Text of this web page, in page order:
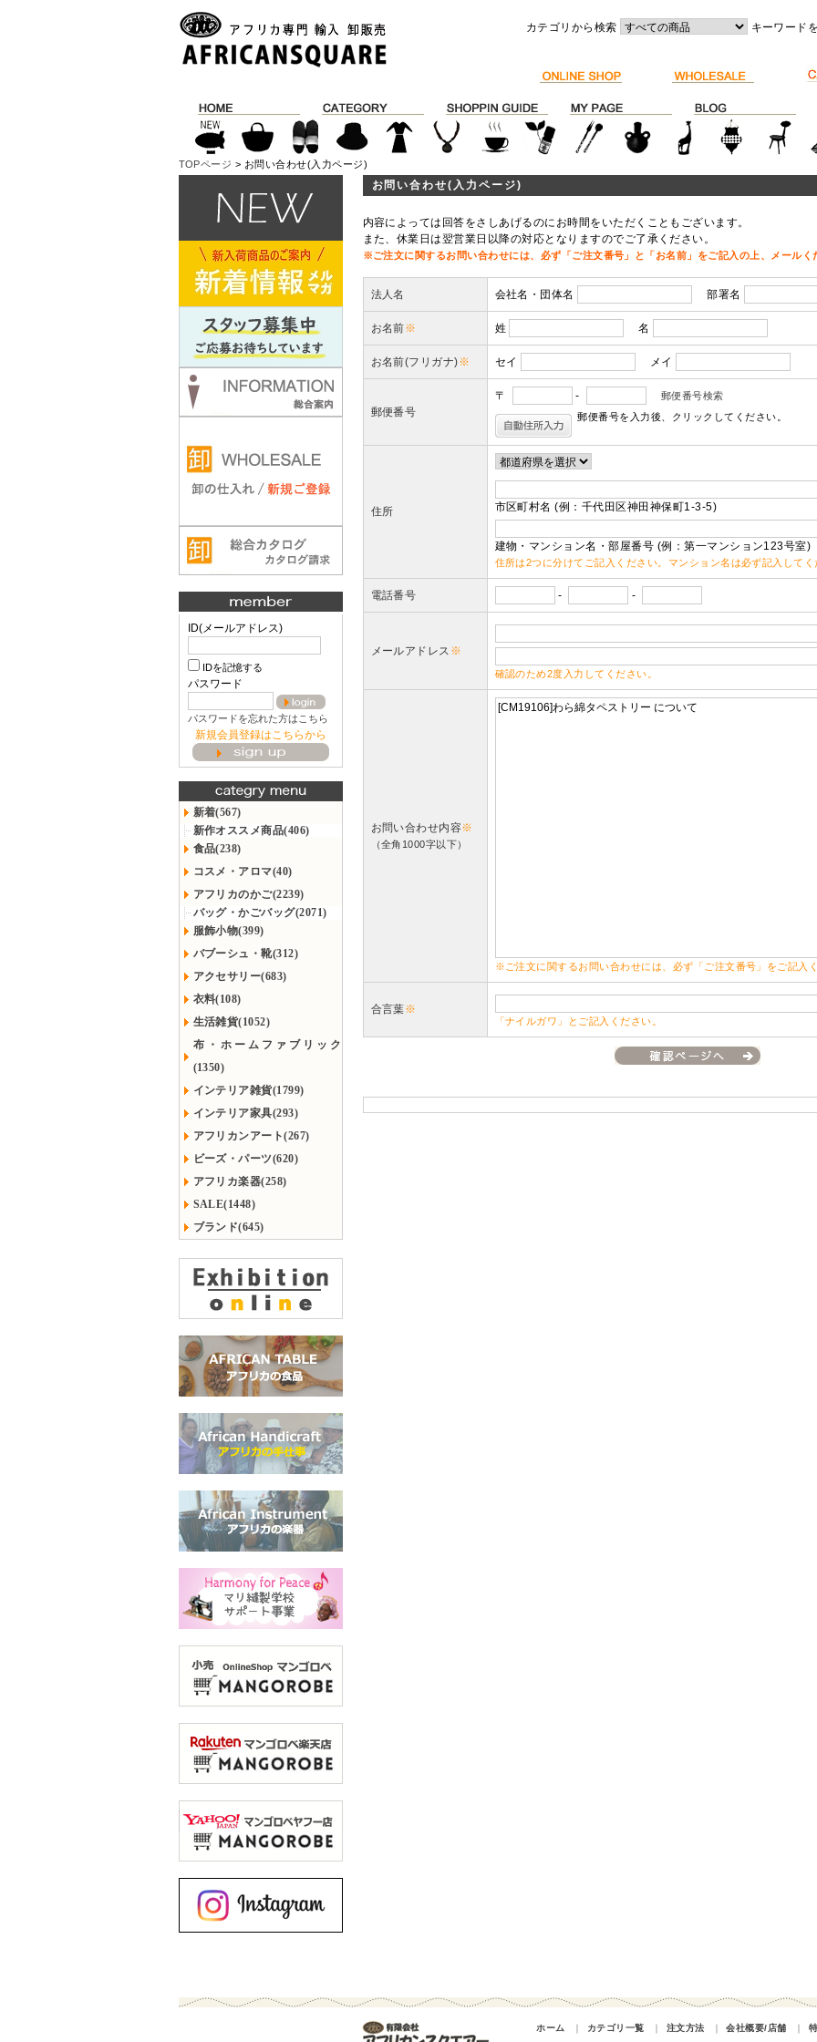
カテゴリから検索 キーワード
TOPページ > お問い合わせ(入力ページ)
ID(メールアドレス)
IDを記憶する
パスワード
パスワードを忘れた方はこちら
新規会員登録はこちらから
新着(567)
新作オススメ商品(406)
食品(238)
コスメ・アロマ(40)
アフリカのかご(2239)
バッグ・かごバッグ(2071)
服飾小物(399)
バブーシュ・靴(312)
アクセサリー(683)
衣料(108)
生活雑貨(1052)
布・ホームファブリック
(1350)
インテリア雑貨(1799)
インテリア家具(293)
アフリカンアート(267)
ビーズ・パーツ(620)
アフリカ楽器(258)
SALE(1448)
ブランド(645)
お問い合わせ(入力ページ)
内容によっては回答をさしあげるのにお時間をいただくこともございます。
また、休業日は翌営業日以降の対応となりますのでご了承ください。
※ご注文に関するお問い合わせには、必ず「ご注文番号」と「お名前」をご記入の上、メール
法人名 会社名・団体名 部署名
お名前※ 姓 名
お名前(フリガナ)※ セイ メイ
郵便番号
〒 -
郵便番号検索
郵便番号を入力後、クリックしてください。
住所 市区町村名 (例：千代田区神田神保町1-3-5)
建物・マンション名・部屋番号 (例：第一マンション123号室)
住所は2つに分けてご記入ください。マンション名は必ず記入してく
電話番号 - -
メールアドレス ※
確認のため2度入力してください。
お問い合わせ内容※
（全角1000字以下）
※ご注文に関するお問い合わせには、必ず「ご注文番号」をご記入
合言葉※
「ナイルガワ」とご記入ください。
ホーム ｜ カテゴリ一覧 ｜ 注文方法 ｜ 会社概要/店舗 ｜